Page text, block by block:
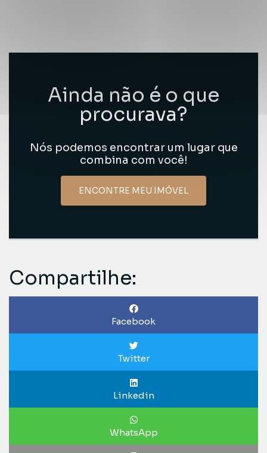
Ainda não é o que
procurava?
Nós podemos encontrar um lugar que
combina com você!
ENCONTRE MEU IMÓVEL
Compartilhe:
Facebook
Twitter
Linkedin
WhatsApp